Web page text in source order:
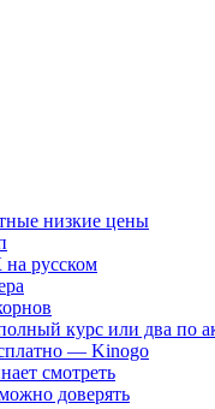
низкие цены
русском
курс или два по
— Kinogo
смотреть
доверять